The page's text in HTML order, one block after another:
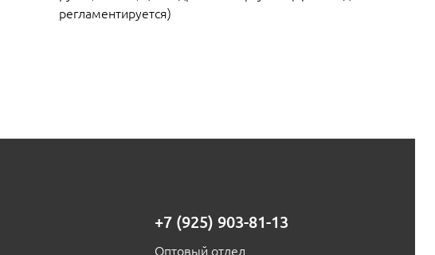
регламентируется)
+7 (925) 903-81-13
Оптовый отдел